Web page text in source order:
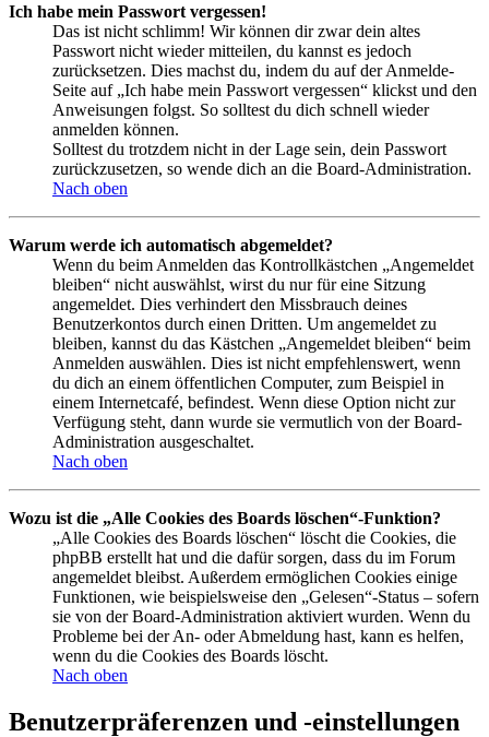
Ich habe mein Passwort vergessen!
Das ist nicht schlimm! Wir können dir zwar dein altes
Passwort nicht wieder mitteilen, du kannst es jedoch
zurücksetzen. Dies machst du, indem du auf der Anmelde-
Seite auf „Ich habe mein Passwort vergessen“ klickst und den
Anweisungen folgst. So solltest du dich schnell wieder
anmelden können.
Solltest du trotzdem nicht in der Lage sein, dein Passwort
zurückzusetzen, so wende dich an die Board-Administration.
Nach oben
Warum werde ich automatisch abgemeldet?
Wenn du beim Anmelden das Kontrollkästchen „Angemeldet
bleiben“ nicht auswählst, wirst du nur für eine Sitzung
angemeldet. Dies verhindert den Missbrauch deines
Benutzerkontos durch einen Dritten. Um angemeldet zu
bleiben, kannst du das Kästchen „Angemeldet bleiben“ beim
Anmelden auswählen. Dies ist nicht empfehlenswert, wenn
du dich an einem öffentlichen Computer, zum Beispiel in
einem Internetcafé, befindest. Wenn diese Option nicht zur
Verfügung steht, dann wurde sie vermutlich von der Board-
Administration ausgeschaltet.
Nach oben
Wozu ist die „Alle Cookies des Boards löschen“-Funktion?
„Alle Cookies des Boards löschen“ löscht die Cookies, die
phpBB erstellt hat und die dafür sorgen, dass du im Forum
angemeldet bleibst. Außerdem ermöglichen Cookies einige
Funktionen, wie beispielsweise den „Gelesen“-Status – sofern
sie von der Board-Administration aktiviert wurden. Wenn du
Probleme bei der An- oder Abmeldung hast, kann es helfen,
wenn du die Cookies des Boards löscht.
Nach oben
Benutzerpräferenzen und -einstellungen